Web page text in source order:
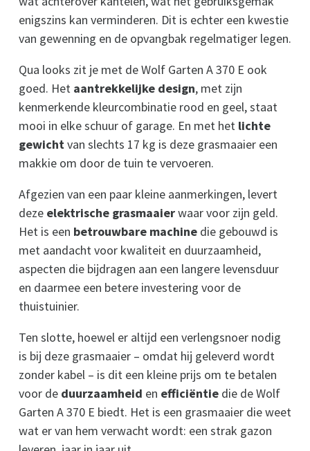
enigszins kan verminderen. Dit is echter een kwestie
van gewenning en de opvangbak regelmatiger legen.
Qua looks zit je met de Wolf Garten A 370 E ook
goed. Het aantrekkelijke design, met zijn
kenmerkende kleurcombinatie rood en geel, staat
mooi in elke schuur of garage. En met het lichte
gewicht van slechts 17 kg is deze grasmaaier een
makkie om door de tuin te vervoeren.
Afgezien van een paar kleine aanmerkingen, levert
deze elektrische grasmaaierwaar voor zijn geld.
Het is een betrouwbare machine die gebouwd is
met aandacht voor kwaliteit en duurzaamheid,
aspecten die bijdragen aan een langere levensduur
en daarmee een betere investering voor de
thuistuinier.
Ten slotte, hoewel er altijd een verlengsnoer nodig
is bij deze grasmaaier – omdat hij geleverd wordt
zonder kabel – is dit een kleine prijs om te betalen
voor de duurzaamheid en efficiëntie die de Wolf
Garten A 370 E biedt. Het is een grasmaaier die weet
wat er van hem verwacht wordt: een strak gazon